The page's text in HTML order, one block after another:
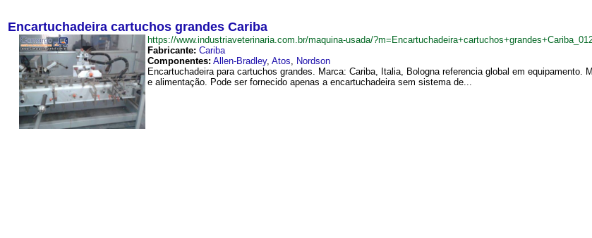
Encartuchadeira cartuchos grandes Cariba
https://www.industriaveterinaria.com.br/maquina-usada/
Fabricante: Cariba
Componentes: Allen-Bradley, Atos, Nordson
Encartuchadeira para cartuchos grandes. Marca: Cariba, Italia, Bologna referencia global em
e alimentação. Pode ser fornecido apenas a encartuchadeira sem sistema de...